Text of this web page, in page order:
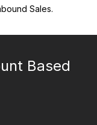
Sales.
Based